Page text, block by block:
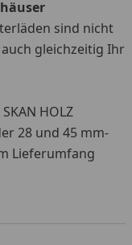
sind nicht
gleichzeitig Ihr
HOLZ
28 und 45 mm-
Lieferumfang